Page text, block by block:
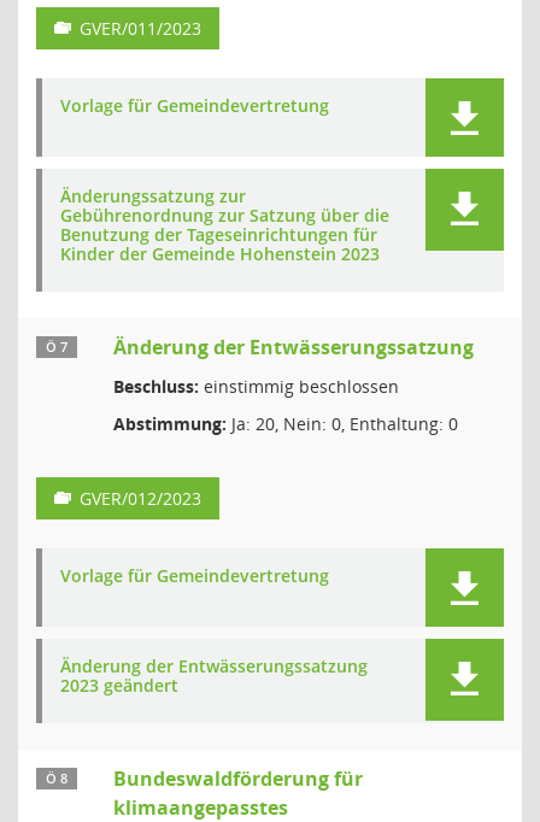
GVER/011/2023
Vorlage für Gemeindevertretung
Änderungssatzung zur
Gebührenordnung zur Satzung über die
Benutzung der Tageseinrichtungen für
Kinder der Gemeinde Hohenstein 2023
Ö 7 Änderung der Entwässerungssatzung
Beschluss: einstimmig beschlossen
Abstimmung: Ja: 20, Nein: 0, Enthaltung: 0
GVER/012/2023
Vorlage für Gemeindevertretung
Änderung der Entwässerungssatzung
2023 geändert
Ö 8
Bundeswaldförderung für
klimaangepasstes